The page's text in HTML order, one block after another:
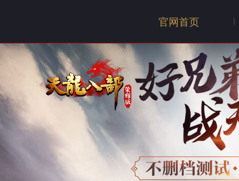
官网首页